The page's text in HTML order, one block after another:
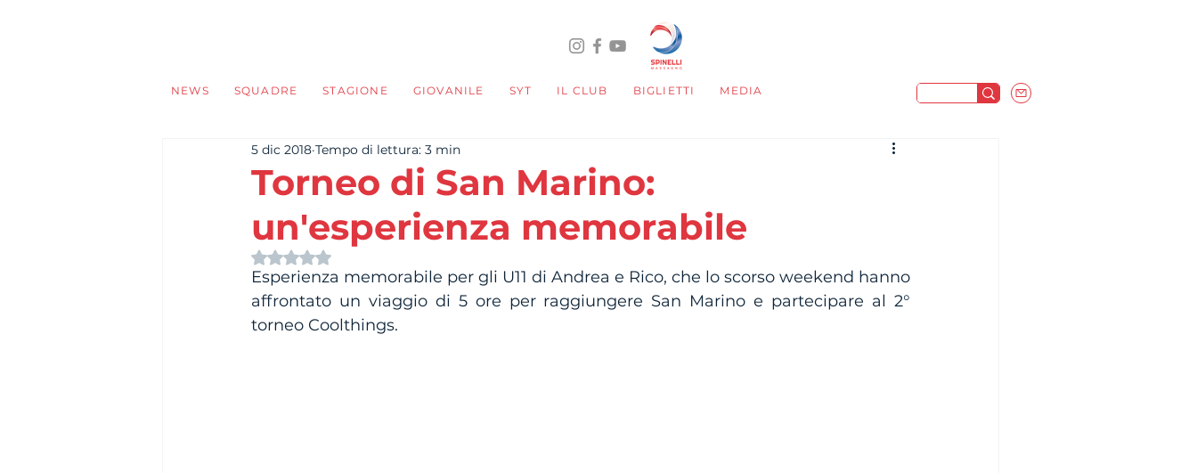
NEWS SQUADRE STAGIONE GIOVANILE SYT IL CLUB BIGLIETTI MEDIA
Torneo di San Marino:
un'esperienza memorabile
5 dic 2018 Tempo di lettura: 3 min
Valutazione NaN stelle su 5.
Esperienza memorabile per gli U11 di Andrea e Rico, che lo scorso weekend hanno
affrontato un viaggio di 5 ore per raggiungere San Marino e partecipare al 2°
torneo Coolthings.